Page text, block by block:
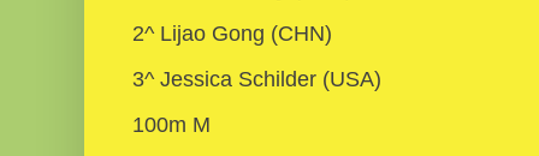
2^ Lijao Gong (CHN)
3^ Jessica Schilder (USA)
100m M